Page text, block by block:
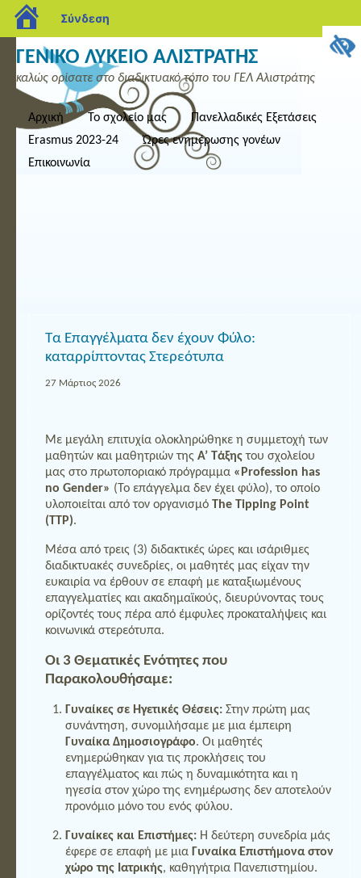
blogs.sch.gr
Σύνδεση
ΓΕΝΙΚΟ ΛΥΚΕΙΟ ΑΛΙΣΤΡΑΤΗΣ
καλώς ορίσατε στο διαδικτυακό τόπο του ΓΕΛ Αλιστράτης
Αρχική Το σχολείο μας
Πανελλαδικές Εξετάσεις
Erasmus 2023-24
Ώρες ενημέρωσης γονέων
Επικοινωνία
Τα Επαγγέλματα δεν έχουν Φύλο:
καταρρίπτοντας Στερεότυπα
27 Μάρτιος 2026
Με μεγάλη επιτυχία ολοκληρώθηκε η συμμετοχή των
μαθητών και μαθητριών της Α’ Τάξηςτου σχολείου
μας στο πρωτοποριακό πρόγραμμα «Profession has
no Gender» (Το επάγγελμα δεν έχει φύλο), το οποίο
υλοποιείται από τον οργανισμό The Tipping Point
(TTP).
Μέσα από τρεις (3) διδακτικές ώρες και ισάριθμες
διαδικτυακές συνεδρίες, οι μαθητές μας είχαν την
ευκαιρία να έρθουν σε επαφή με καταξιωμένους
επαγγελματίες και ακαδημαϊκούς, διευρύνοντας τους
ορίζοντές τους πέρα από έμφυλες προκαταλήψεις και
κοινωνικά στερεότυπα.
Οι 3 Θεματικές Ενότητες που
Παρακολουθήσαμε:
Γυναίκες σε Ηγετικές Θέσεις:Στην πρώτη μας
συνάντηση, συνομιλήσαμε με μια έμπειρη
Γυναίκα Δημοσιογράφο. Οι μαθητές
ενημερώθηκαν για τις προκλήσεις του
επαγγέλματος και πώς η δυναμικότητα και η
ηγεσία στον χώρο της ενημέρωσης δεν αποτελούν
προνόμιο μόνο του ενός φύλου.
Γυναίκες και Επιστήμες:Η δεύτερη συνεδρία μάς
έφερε σε επαφή με μια Γυναίκα Επιστήμονα στον
χώρο της Ιατρικής, καθηγήτρια Πανεπιστημίου.